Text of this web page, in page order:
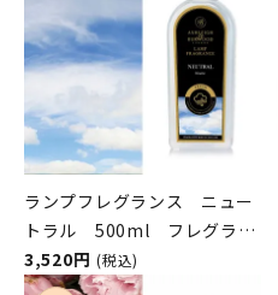
ランプフレグランス ニュー
トラル 500ml フレグラン
スランプ用オイル
ASHLEIGH&BURWOOD（ア
3,520円 (税込)